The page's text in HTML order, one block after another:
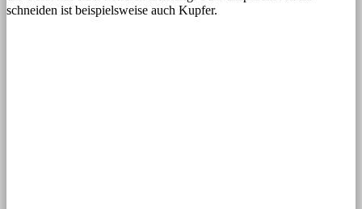
schneiden ist beispielsweise auch Kupfer.